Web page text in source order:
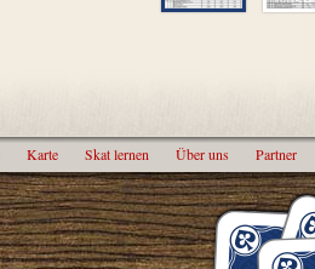
Karte Skat lernen Über uns Partner